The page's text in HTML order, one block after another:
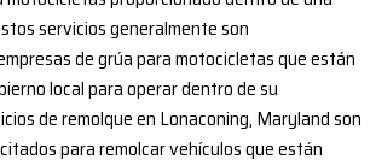
servicios generalmente son
de grúa para motocicletas que están
local para operar dentro de su
de remolque en Lonaconing, Maryland son
para remolcar vehículos que están